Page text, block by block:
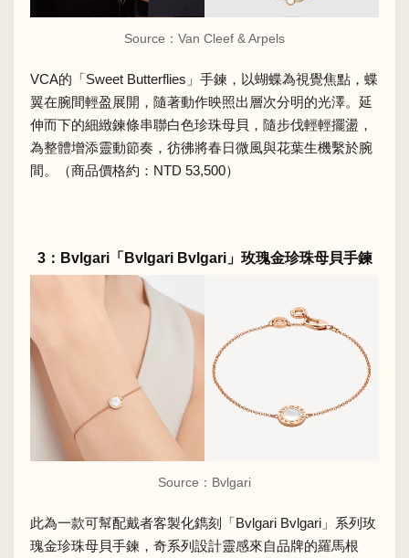
Source： Van Cleef & Arpels
VCA的「Sweet Butterflies」手鍊，以蝴蝶為視覺焦點，蝶
翼在腕間輕盈展開，隨著動作映照出層次分明的光澤。延
伸而下的細緻鍊條串聯白色珍珠母貝，隨步伐輕輕擺盪，
為整體增添靈動節奏，彷彿將春日微風與花葉生機繫於腕
間。（商品價格約：NTD 53,500）
3：Bvlgari「Bvlgari Bvlgari」玫瑰金珍珠母貝手鍊
Source： Bvlgari
此為一款可幫配戴者客製化鐫刻「Bvlgari Bvlgari」系列玫
瑰金珍珠母貝手鍊，奇系列設計靈感來自品牌的羅馬根